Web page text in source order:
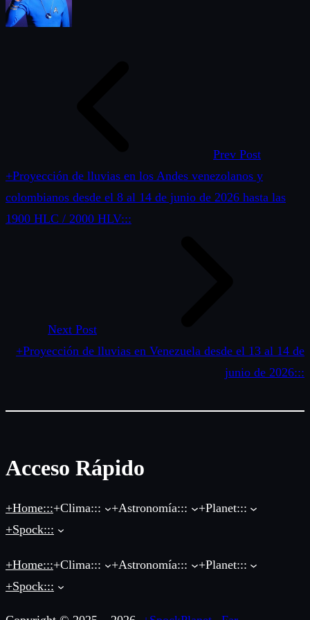
Prev Post
+Proyección de lluvias en los Andes venezolanos y
colombianos desde el 8 al 14 de junio de 2026 hasta las
1900 HLC / 2000 HLV:::
Next Post
+Proyección de lluvias en Venezuela desde el 13 al 14 de
junio de 2026:::
Acceso Rápido
+Home:::+Clima::: +Astronomía:::
+Planet:::
+Spock:::
+Home:::+Clima::: +Astronomía:::
+Planet:::
+Spock:::